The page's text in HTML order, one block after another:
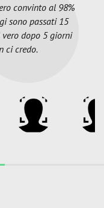
convinto al 98%
sono passati 15
dopo 5 giorni
ci credo.